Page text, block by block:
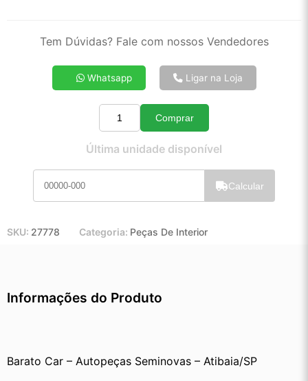
2x de R$ 41,50
4x de R$ 21,05
5x de R$ 16,95
10x de R$ 8,77
11x de R$ 8,06
Tem Dúvidas? Fale com nossos Vendedores
Whatsapp Ligar na Loja
Quantidade
Comprar
Última unidade disponível
Calcular
SKU: 27778 Categoria: Peças De Interior
Informações do Produto
Barato Car – Autopeças Seminovas – Atibaia/SP